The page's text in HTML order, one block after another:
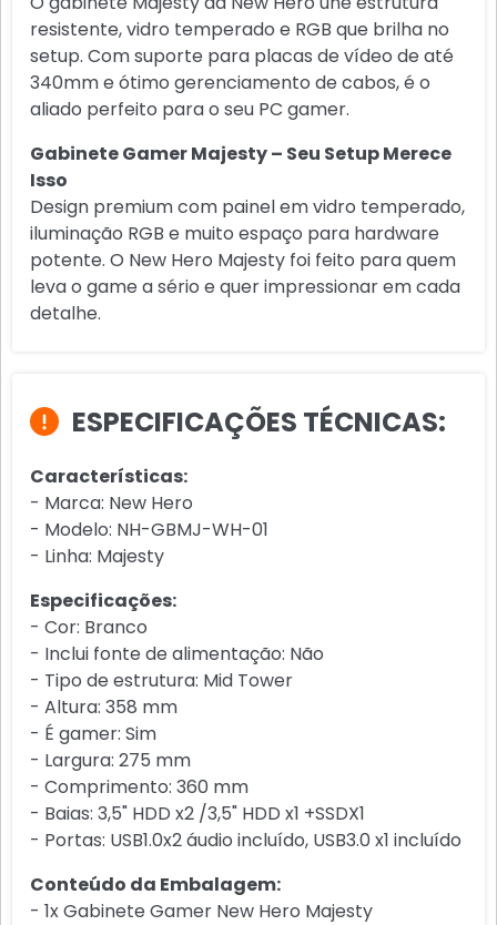
resistente, vidro temperado e RGB que brilha no
setup. Com suporte para placas de vídeo de até
340mm e ótimo gerenciamento de cabos, é o
aliado perfeito para o seu PC gamer.
Gabinete Gamer Majesty – Seu Setup Merece
Isso
Design premium com painel em vidro temperado,
iluminação RGB e muito espaço para hardware
potente. O New Hero Majesty foi feito para quem
leva o game a sério e quer impressionar em cada
detalhe.
ESPECIFICAÇÕES TÉCNICAS:
Características:
- Marca: New Hero
- Modelo: NH-GBMJ-WH-01
- Linha: Majesty
Especificações:
- Cor: Branco
- Inclui fonte de alimentação: Não
- Tipo de estrutura: Mid Tower
- Altura: 358 mm
- É gamer: Sim
- Largura: 275 mm
- Comprimento: 360 mm
- Baias: 3,5" HDD x2 /3,5" HDD x1 +SSDX1
- Portas: USB1.0x2 áudio incluído, USB3.0 x1 incluído
Conteúdo da Embalagem:
- 1x Gabinete Gamer New Hero Majesty